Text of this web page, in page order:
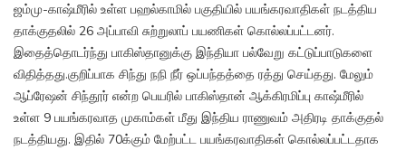
ஜம்மு-காஷ்மீரில் உள்ள பஹல்காமில் பகுதியில் பயங்கரவாதிகள் நடத்திய
தாக்குதலில் 26 அப்பாவி சுற்றுலாப் பயணிகள் கொல்லப்பட்டனர்.
இதைத்தொடர்ந்து பாகிஸ்தானுக்கு இந்தியா பல்வேறு கட்டுப்பாடுகளை
விதித்தது.குறிப்பாக சிந்து நநி நீர் ஒப்பந்தத்தை ரத்து செய்தது. மேலும்
ஆப்ரேஷன் சிந்தூர் என்ற பெயரில் பாகிஸ்தான் ஆக்கிரமிப்பு காஷ்மீரில்
உள்ள 9 பயங்கரவாத முகாம்கள் மீது இந்திய ராணுவம் அதிரடி தாக்குதல்
நடத்தியது. இதில் 70க்கும் மேற்பட்ட பயங்கரவாதிகள் கொல்லப்பட்டதாக